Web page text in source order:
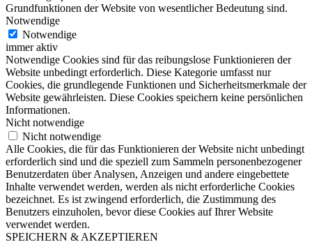
Grundfunktionen der Website von wesentlicher Bedeutung sind.
Notwendige
Notwendige
immer aktiv
Notwendige Cookies sind für das reibungslose Funktionieren der
Website unbedingt erforderlich. Diese Kategorie umfasst nur
Cookies, die grundlegende Funktionen und Sicherheitsmerkmale der
Website gewährleisten. Diese Cookies speichern keine persönlichen
Informationen.
Nicht notwendige
Nicht notwendige
Alle Cookies, die für das Funktionieren der Website nicht unbedingt
erforderlich sind und die speziell zum Sammeln personenbezogener
Benutzerdaten über Analysen, Anzeigen und andere eingebettete
Inhalte verwendet werden, werden als nicht erforderliche Cookies
bezeichnet. Es ist zwingend erforderlich, die Zustimmung des
Benutzers einzuholen, bevor diese Cookies auf Ihrer Website
verwendet werden.
SPEICHERN & AKZEPTIEREN